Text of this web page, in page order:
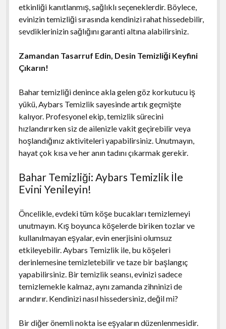
etkinliği kanıtlanmış, sağlıklı seçeneklerdir. Böylece,
evinizin temizliği sırasında kendinizi rahat hissedebilir,
sevdiklerinizin sağlığını garanti altına alabilirsiniz.
Zamandan Tasarruf Edin, Desin Temizliği Keyfini
Çıkarın!
Bahar temizliği denince akla gelen göz korkutucu iş
yükü, Aybars Temizlik sayesinde artık geçmişte
kalıyor. Profesyonel ekip, temizlik sürecini
hızlandırırken siz de ailenizle vakit geçirebilir veya
hoşlandığınız aktiviteleri yapabilirsiniz. Unutmayın,
hayat çok kısa ve her anın tadını çıkarmak gerekir.
Bahar Temizliği: Aybars Temizlik İle
Evini Yenileyin!
Öncelikle, evdeki tüm köşe bucakları temizlemeyi
unutmayın. Kış boyunca köşelerde biriken tozlar ve
kullanılmayan eşyalar, evin enerjisini olumsuz
etkileyebilir. Aybars Temizlik ile, bu köşeleri
derinlemesine temizletebilir ve taze bir başlangıç
yapabilirsiniz. Bir temizlik seansı, evinizi sadece
temizlemekle kalmaz, aynı zamanda zihninizi de
arındırır. Kendinizi nasıl hissedersiniz, değil mi?
Bir diğer önemli nokta ise eşyaların düzenlenmesidir.